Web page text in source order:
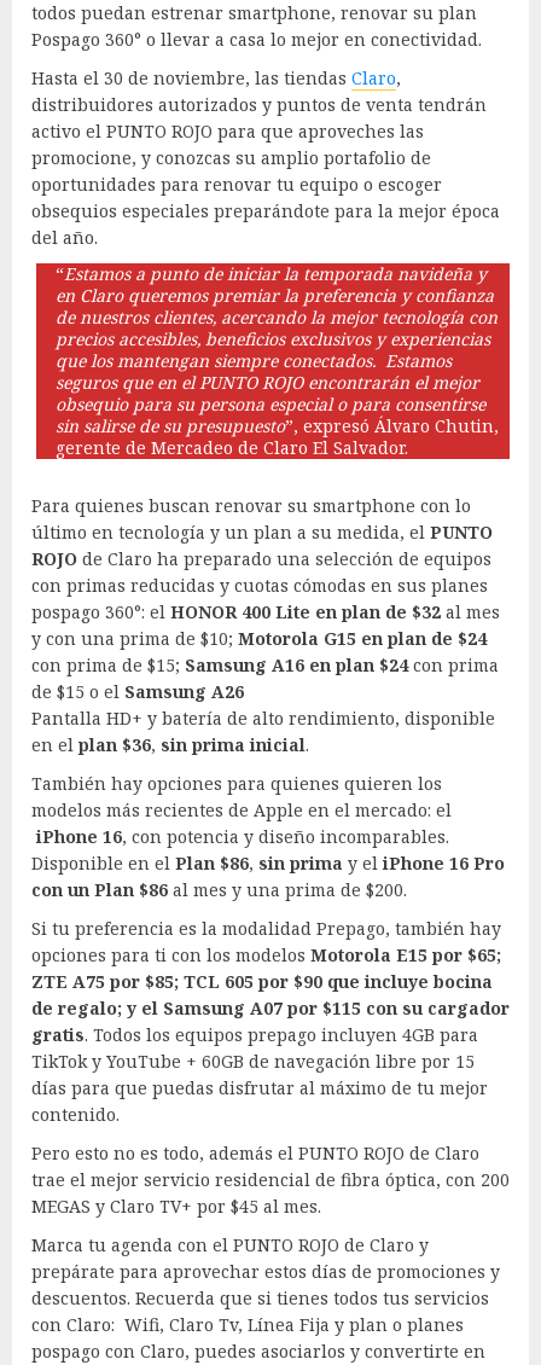
todos puedan estrenar smartphone, renovar su plan
Pospago 360° o llevar a casa lo mejor en conectividad.
Hasta el 30 de noviembre, las tiendas Claro,
distribuidores autorizados y puntos de venta tendrán
activo el PUNTO ROJO para que aproveches las
promocione, y conozcas su amplio portafolio de
oportunidades para renovar tu equipo o escoger
obsequios especiales preparándote para la mejor época
del año.
“Estamos a punto de iniciar la temporada navideña y
en Claro queremos premiar la preferencia y confianza
de nuestros clientes, acercando la mejor tecnología con
precios accesibles, beneficios exclusivos y experiencias
que los mantengan siempre conectados. Estamos
seguros que en el PUNTO ROJO encontrarán el mejor
obsequio para su persona especial o para consentirse
sin salirse de su presupuesto”, expresó Álvaro Chutin,
gerente de Mercadeo de Claro El Salvador.
Para quienes buscan renovar su smartphone con lo
último en tecnología y un plan a su medida, el PUNTO
ROJO de Claro ha preparado una selección de equipos
con primas reducidas y cuotas cómodas en sus planes
pospago 360°: el HONOR 400 Lite en plan de $32 al mes
y con una prima de $10; Motorola G15 en plan de $24
con prima de $15; Samsung A16 en plan $24con prima
de $15 o el Samsung A26
Pantalla HD+ y batería de alto rendimiento, disponible
en el plan $36, sin prima inicial.
También hay opciones para quienes quieren los
modelos más recientes de Apple en el mercado: el
iPhone 16, con potencia y diseño incomparables.
Disponible en el Plan $86, sin prima y eliPhone 16 Pro
con un Plan $86 al mes y una prima de $200.
Si tu preferencia es la modalidad Prepago, también hay
opciones para ti con los modelos Motorola E15 por $65;
ZTE A75 por $85; TCL 605 por $90 que incluye bocina
de regalo; y el Samsung A07 por $115 con su cargador
gratis. Todos los equipos prepago incluyen 4GB para
TikTok y YouTube + 60GB de navegación libre por 15
días para que puedas disfrutar al máximo de tu mejor
contenido.
Pero esto no es todo, además el PUNTO ROJO de Claro
trae el mejor servicio residencial de fibra óptica, con 200
MEGAS y Claro TV+ por $45 al mes.
Marca tu agenda con el PUNTO ROJO de Claro y
prepárate para aprovechar estos días de promociones y
descuentos. Recuerda que si tienes todos tus servicios
con Claro: Wifi, Claro Tv, Línea Fija y plan o planes
pospago con Claro, puedes asociarlos y convertirte en